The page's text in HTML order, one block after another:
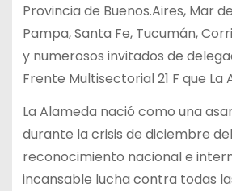
Provincia de Buenos.Aires, Mar
Pampa, Santa Fe, Tucumán,
y numerosos invitados de
Frente Multisectorial 21 F que La
La Alameda nació como una
durante la crisis de diciembre
reconocimiento nacional e
incansable lucha contra todas